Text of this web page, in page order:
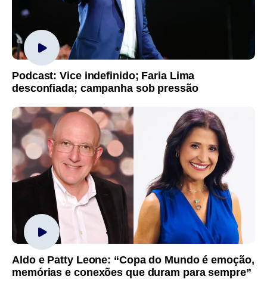
Podcast: Vice indefinido; Faria Lima
desconfiada; campanha sob pressão
Aldo e Patty Leone: “Copa do Mundo é emoção,
memórias e conexões que duram para sempre”